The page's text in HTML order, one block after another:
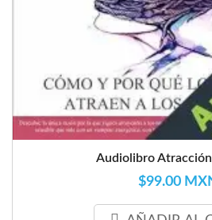
Audiolibro Atracción
$99.00